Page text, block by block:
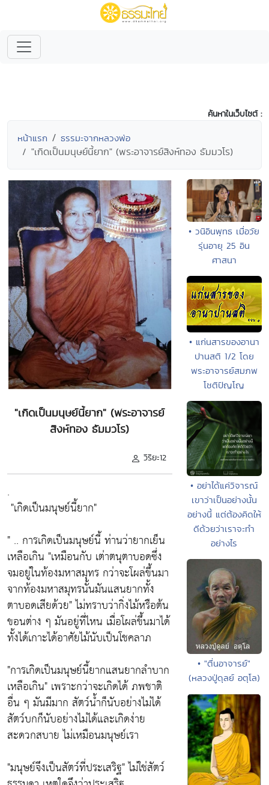
ค้นหาในเว็บไซต์ :
หน้าแรก ธรรมะจากหลวงพ่อ
"เกิดเป็นมนุษย์นี้ยาก" (พระอาจารย์สิงห์ทอง ธัมมวโร)
"เกิดเป็นมนุษย์นี้ยาก" (พระอาจารย์
สิงห์ทอง ธัมมวโร)
วิริยะ12
.
"เกิดเป็นมนุษย์นี้ยาก"
" .. การเกิดเป็นมนุษย์นี้ ท่านว่ายากเย็น
เหลือเกิน "เหมือนกับ เต่าตนุตาบอดซึ่ง
จมอยู่ในท้องมหาสมุทร กว่าจะโผล่ขึ้นมา
จากท้องมหาสมุทรนั้นมันแสนยากทั้ง
ตาบอดเสียด้วย"ไม่ทราบว่ากิ่งไม้หรือต้น
ขอนต่าง ๆ มันอยู่ที่ไหน เมื่อโผล่ขึ้นมาได้
ทั้งได้เกาะได้อาศัยไม้นับเป็นโชคลาภ
"การเกิดเป็นมนุษย์นี้ยากแสนยากลำบาก
เหลือเกิน" เพราะกว่าจะเกิดได้ ภพชาติ
อื่น ๆ มันมีมาก สัตว์น้ำก็นับอย่างไม่ได้
สัตว์บกก็นับอย่างไม่ได้และเกิดง่าย
สะดวกสบาย ไม่เหมือนมนุษย์เรา
"มนุษย์จึงเป็นสัตว์ที่ประเสริฐ"ไม่ใช่สัตว์
• วนิอินพุทธ เมื่อวัย
รุ่นอายุ 25 อิน
ศาสนา
• แก่นสารของอานา
ปานสติ 1/2 โดย
พระอาจารย์สมภพ
โชติปัญโญ
• อย่าได้แค่วิจารณ์
เขาว่าเป็นอย่างนั้น
อย่างนี้ แต่ต้องคิดให้
ดีด้วยว่าเราจะทำ
อย่างไร
• "ตื่นอาจารย์"
(หลวงปู่ดุลย์ อตุโล)